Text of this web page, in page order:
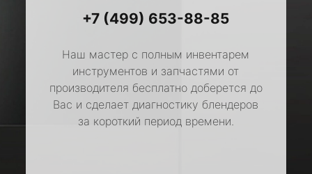
+7 (499) 653-88-85
Наш мастер с полным инвентарем
инструментов и запчастями от
производителя бесплатно доберется до
Вас и сделает диагностику блендеров
за короткий период времени.